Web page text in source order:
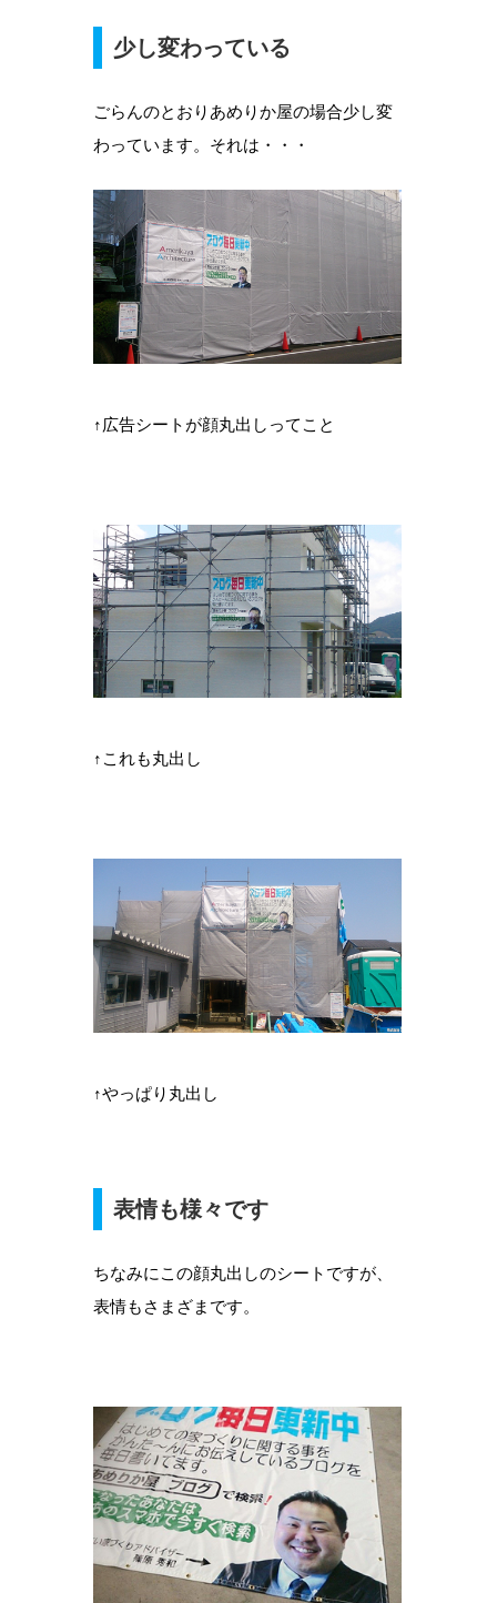
少し変わっている
ごらんのとおりあめりか屋の場合少し変
わっています。それは・・・
↑広告シートが顔丸出しってこと
↑これも丸出し
↑やっぱり丸出し
表情も様々です
ちなみにこの顔丸出しのシートですが、
表情もさまざまです。